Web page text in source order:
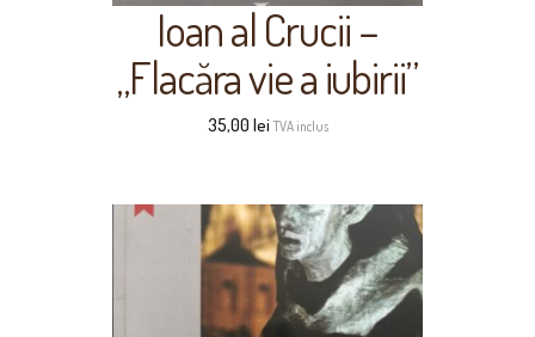
Ioan al Crucii –
„Flacăra vie a iubirii”
35,00 lei TVA inclus